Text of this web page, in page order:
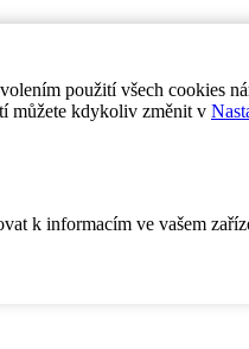
použití všech cookies
můžete kdykoliv změnit v
k informacím ve vašem